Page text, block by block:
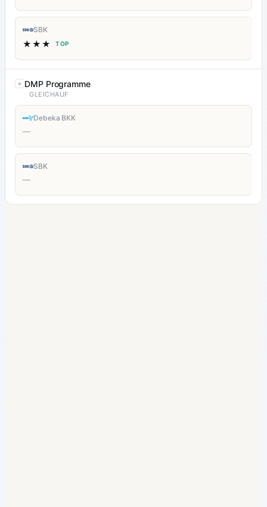
SBK
★★★ TOP
DMP Programme
GLEICHAUF
Debeka BKK
—
SBK
—